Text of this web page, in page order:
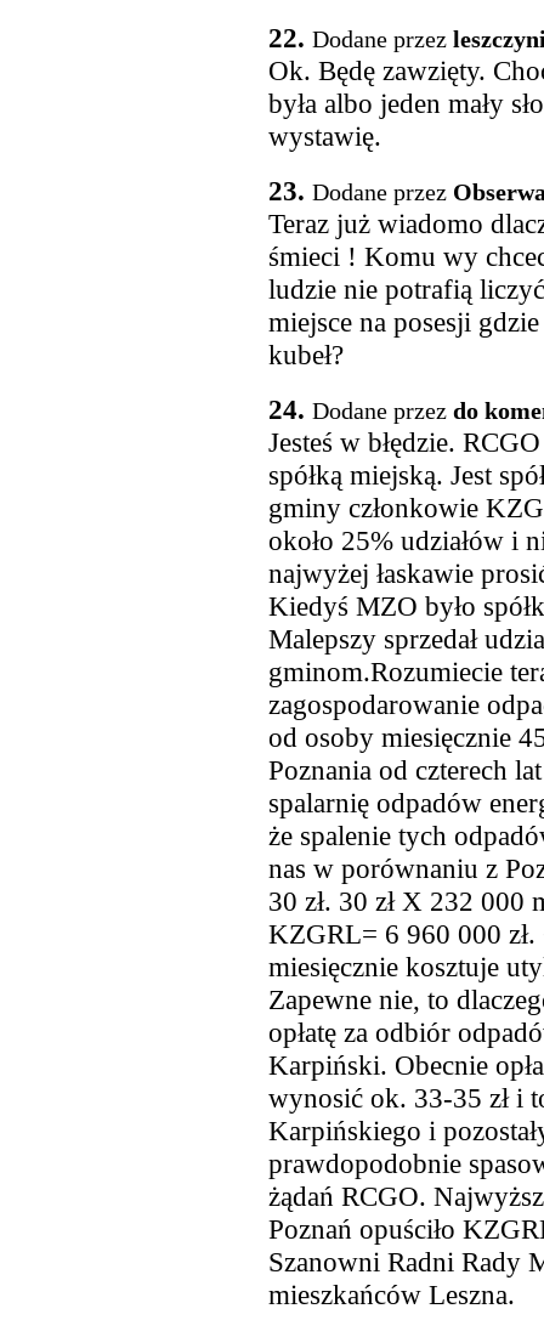
22. Dodane przez
Ok. Będę zawzięty.
była albo jeden mały
wystawię.
23. Dodane przez
Teraz już wiadomo
śmieci ! Komu wy
ludzie nie potrafią
miejsce na posesji
kubeł?
24. Dodane przez do
Jesteś w błędzie.
spółką miejską. Jest
gminy członkowie
około 25% udziałów i
najwyżej łaskawie
Kiedyś MZO było
Malepszy sprzedał
gminom.Rozumiecie
zagospodarowanie
od osoby miesięcznie
Poznania od czterech
spalarnię odpadów
że spalenie tych
nas w porównaniu z
30 zł. 30 zł X 232 000
KZGRL= 6 960 000 zł.
miesięcznie kosztuje
Zapewne nie, to
opłatę za odbiór
Karpiński. Obecnie
wynosić ok. 33-35 zł i
Karpińskiego i
prawdopodobnie
żądań RCGO.
Poznań opuściło
Szanowni Radni Rady
mieszkańców Leszna.